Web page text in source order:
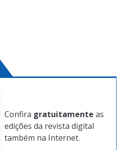
Confira gratuitamente
edições da revista digital